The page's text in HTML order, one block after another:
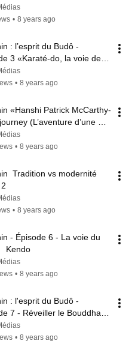
François»
• 8 years ago
: l’esprit du Budô -
3 «Karaté-do, la voie de la
(partie 1)».
• 8 years ago
«Hanshi Patrick McCarthy-
(L’aventure d’une
4
• 8 years ago
Tradition vs modernité
• 8 years ago
- Épisode 6 - La voie du
Kendo
• 8 years ago
: l'esprit du Budô -
7 - Réveiller le Bouddha
• 8 years ago